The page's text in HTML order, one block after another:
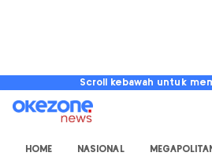
Scroll kebawah untuk
HOME NASIONAL